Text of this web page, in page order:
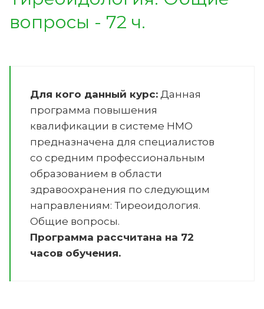
вопросы - 72 ч.
Для кого данный курс: Данная
программа повышения
квалификации в системе НМО
предназначена для специалистов
со средним профессиональным
образованием в области
здравоохранения по следующим
направлениям: Тиреоидология.
Общие вопросы.
Программа рассчитана на 72
часов обучения.